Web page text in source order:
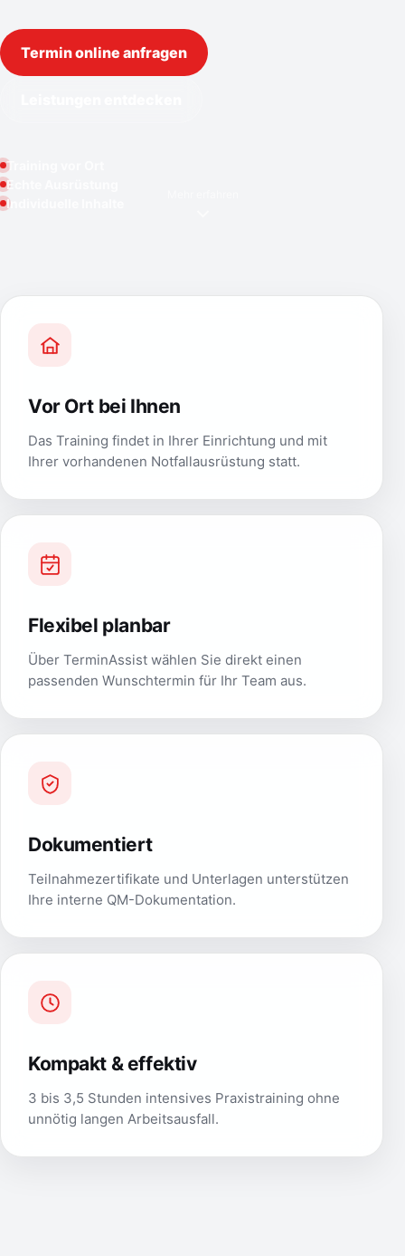
Termin online anfragen
Training vor Ort
Echte Ausrüstung
Individuelle Inhalte
Vor Ort bei Ihnen
Das Training findet in Ihrer Einrichtung und mit
Ihrer vorhandenen Notfallausrüstung statt.
Flexibel planbar
Über TerminAssist wählen Sie direkt einen
passenden Wunschtermin für Ihr Team aus.
Dokumentiert
Teilnahmezertifikate und Unterlagen unterstützen
Ihre interne QM-Dokumentation.
Kompakt & effektiv
3 bis 3,5 Stunden intensives Praxistraining ohne
unnötig langen Arbeitsausfall.